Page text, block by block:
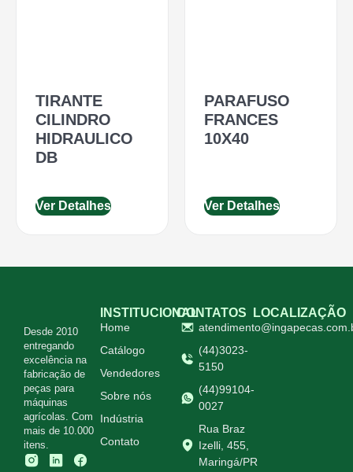
TIRANTE
CILINDRO
HIDRAULICO
DB
Ver Detalhes
PARAFUSO
FRANCES
10X40
Ver Detalhes
Desde 2010
entregando
excelência na
fabricação de
peças para
máquinas
agrícolas. Com
mais de 10.000
itens.
INSTITUCIONAL
Home
Catálogo
Vendedores
Sobre nós
Indústria
Contato
CONTATOS
(44)3023-
5150
(44)99104-
0027
Rua Braz
Izelli, 455,
Maringá/PR
LOCALIZAÇÃO